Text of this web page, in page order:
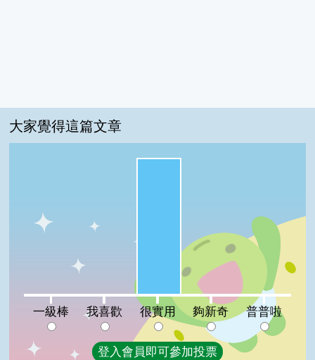
大家覺得這篇文章
一級棒:0% 我喜歡:0% 夠新奇:0%普普啦:0%
一級棒 我喜歡 很實用 夠新奇 普普啦
登入會員即可參加投票